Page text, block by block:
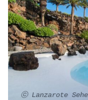
ⓒ Lanzarote